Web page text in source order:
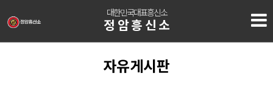
대한민국대표흥신소
정암흥신소
자유게시판